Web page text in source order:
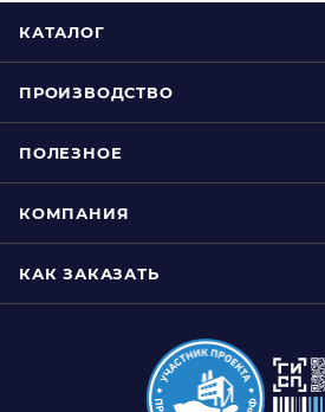
КАТАЛОГ
ПРОИЗВОДСТВО
ПОЛЕЗНОЕ
КОМПАНИЯ
КАК ЗАКАЗАТЬ